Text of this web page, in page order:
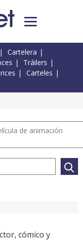
Cartelera
Tráilers
Carteles
de animación
cómico y